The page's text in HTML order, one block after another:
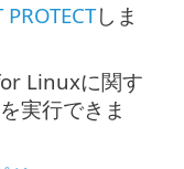
しま
Linuxに関す
を実行できま